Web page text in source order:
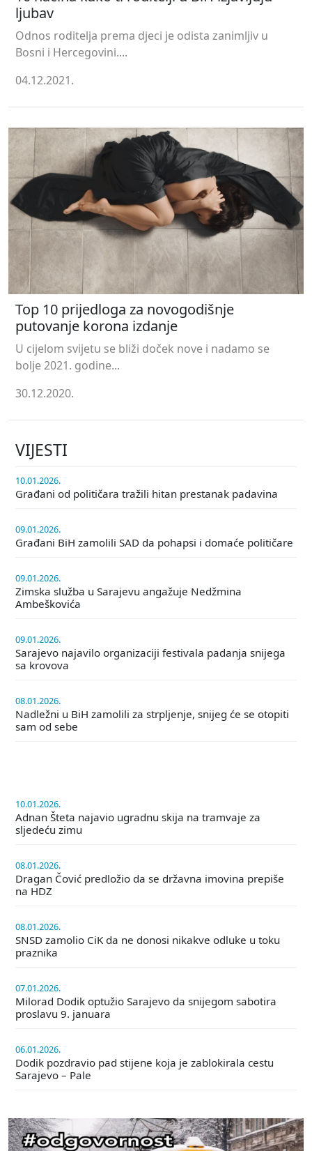
ljubav
Odnos roditelja prema djeci je odista zanimljiv u
Bosni i Hercegovini....
04.12.2021.
Top 10 prijedloga za novogodišnje
putovanje korona izdanje
U cijelom svijetu se bliži doček nove i nadamo se
bolje 2021. godine...
30.12.2020.
VIJESTI
10.01.2026.
Građani od političara tražili hitan prestanak padavina
09.01.2026.
Građani BiH zamolili SAD da pohapsi i domaće političare
09.01.2026.
Zimska služba u Sarajevu angažuje Nedžmina
Ambeškovića
09.01.2026.
Sarajevo najavilo organizaciji festivala padanja snijega
sa krovova
08.01.2026.
Nadležni u BiH zamolili za strpljenje, snijeg će se otopiti
sam od sebe
10.01.2026.
Adnan Šteta najavio ugradnu skija na tramvaje za
sljedeću zimu
08.01.2026.
Dragan Čović predložio da se državna imovina prepiše
na HDZ
08.01.2026.
SNSD zamolio CiK da ne donosi nikakve odluke u toku
praznika
07.01.2026.
Milorad Dodik optužio Sarajevo da snijegom sabotira
proslavu 9. januara
06.01.2026.
Dodik pozdravio pad stijene koja je zablokirala cestu
Sarajevo – Pale